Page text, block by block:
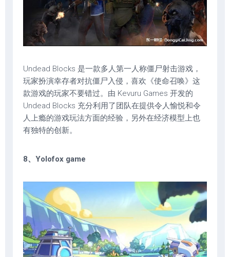
Undead Blocks 是一款多人第一人称僵尸射击游戏，
玩家扮演幸存者对抗僵尸入侵，喜欢《使命召唤》这
款游戏的玩家不要错过。由 Kevuru Games 开发的
Undead Blocks 充分利用了团队在提供令人愉悦和令
人上瘾的游戏玩法方面的经验，另外在经济模型上也
有独特的创新。
8、Yolofox game